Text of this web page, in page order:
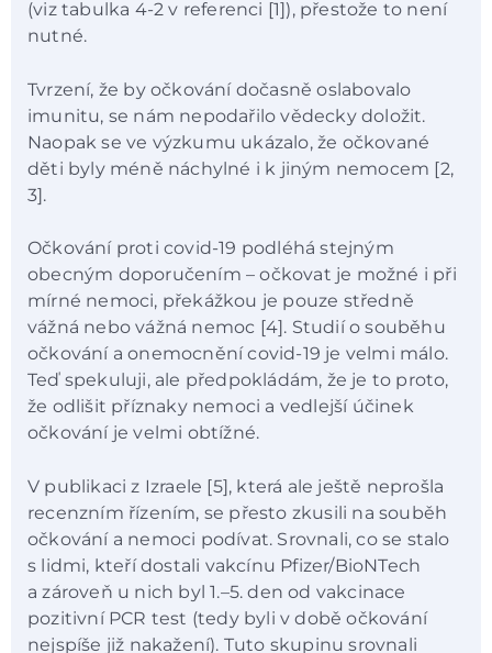
(viz tabulka 4-2 v referenci [1]), přestože to není
nutné.
Tvrzení, že by očkování dočasně oslabovalo
imunitu, se nám nepodařilo vědecky doložit.
Naopak se ve výzkumu ukázalo, že očkované
děti byly méně náchylné i k jiným nemocem [2,
3].
Očkování proti covid-19 podléhá stejným
obecným doporučením – očkovat je možné i při
mírné nemoci, překážkou je pouze středně
vážná nebo vážná nemoc [4]. Studií o souběhu
očkování a onemocnění covid-19 je velmi málo.
Teď spekuluji, ale předpokládám, že je to proto,
že odlišit příznaky nemoci a vedlejší účinek
očkování je velmi obtížné.
V publikaci z Izraele [5], která ale ještě neprošla
recenzním řízením, se přesto zkusili na souběh
očkování a nemoci podívat. Srovnali, co se stalo
s lidmi, kteří dostali vakcínu Pfizer/BioNTech
a zároveň u nich byl 1.–5. den od vakcinace
pozitivní PCR test (tedy byli v době očkování
nejspíše již nakažení). Tuto skupinu srovnali